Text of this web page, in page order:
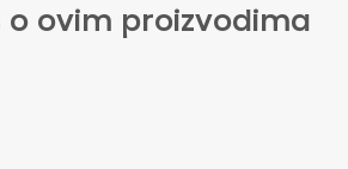
o ovim proizvodima